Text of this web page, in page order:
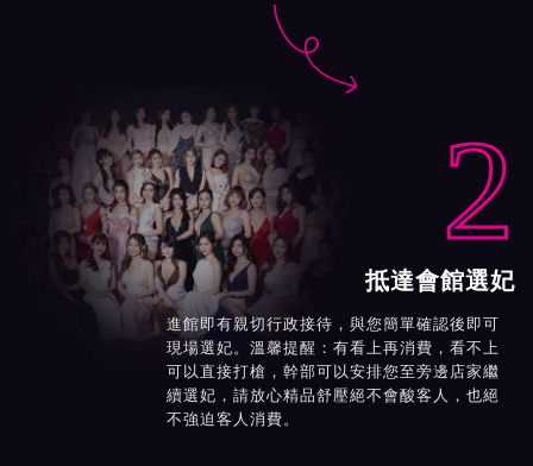

2
抵達會館選妃
進館即有親切行政接待，與您簡單確認後即可
現場選妃。溫馨提醒：有看上再消費，看不上
可以直接打槍，幹部可以安排您至旁邊店家繼
續選妃，請放心精品舒壓絕不會酸客人，也絕
不強迫客人消費。